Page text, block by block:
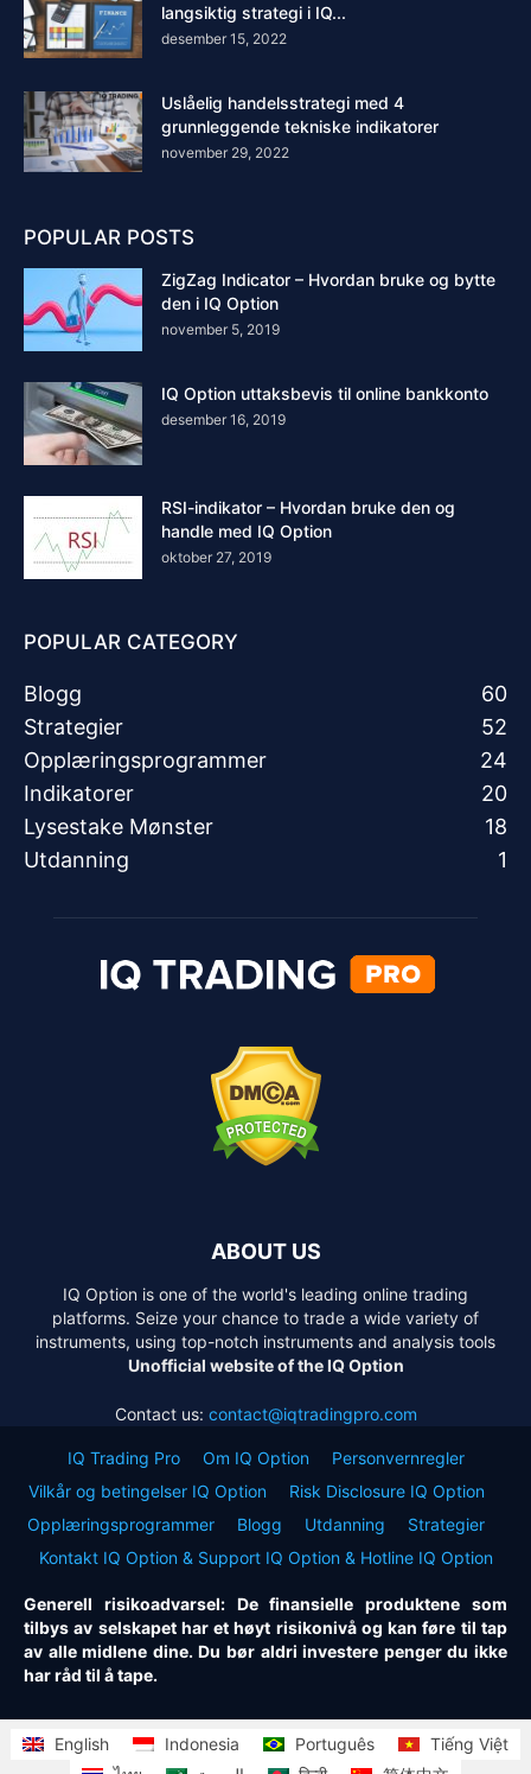
langsiktig strategi i IQ...
desember 15, 2022
Uslåelig handelsstrategi med 4
grunnleggende tekniske indikatorer
november 29, 2022
POPULAR POSTS
ZigZag Indicator – Hvordan bruke og bytte
den i IQ Option
november 5, 2019
IQ Option uttaksbevis til online bankkonto
desember 16, 2019
RSI-indikator – Hvordan bruke den og
handle med IQ Option
oktober 27, 2019
POPULAR CATEGORY
Blogg
60
Strategier
52
Opplæringsprogrammer
24
Indikatorer
20
Lysestake Mønster
18
Utdanning
1
ABOUT US
IQ Option is one of the world's leading online trading
platforms. Seize your chance to trade a wide variety of
instruments, using top-notch instruments and analysis tools
Unofficial website of the IQ Option
Contact us: contact@iqtradingpro.com
IQ Trading Pro Om IQ Option
Personvernregler
Vilkår og betingelser IQ Option
Risk Disclosure IQ Option
Opplæringsprogrammer
Blogg Utdanning
Strategier
Kontakt IQ Option & Support IQ Option & Hotline IQ Option
Generell risikoadvarsel: De finansielle produktene som
tilbys av selskapet har et høyt risikonivå og kan føre til tap
av alle midlene dine. Du bør aldri investere penger du ikke
har råd til å tape.
English Indonesia Português
Tiếng Việt